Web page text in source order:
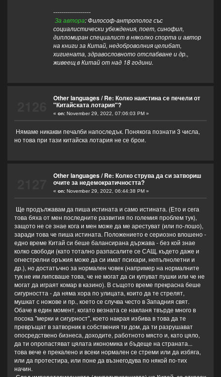
-------------------
За автора: Философ-антрополог със
социалистически убеждения, поет, синофил,
дипломиран специалист в няколко спорта и автор
на книги за Китай, недоброволния целибат,
хигиената, здравословното отслабване и др.,
живеещ в Китай от над 18 години.
Other languages/Re: Колко наистина се печели от
"Китайската лотария"?
« on:November 29, 2022, 07:06:03 PM »
Нямаме никакви печалби напоследък. Понякога познати 3 числа,
но това при тази китайска лотария не се брои.
Other languages/Re: Колко струва да си затвориш
очите за недемократичността?
« on:November 29, 2022, 06:44:38 PM »
Ще продължавам да пиша истината и само истината. (Ето и сега
това бяха от мен последните развития по големия проблем тук),
защото не се знае кога и мен може да ме арестуват (или по-лошо),
заради това че пиша истината. Положението е сериозно влошено -
едно време Китай си беше балансирана държава - без кой знае
колко свободи (като тотално разпасалите се САЩ, където даже и
огнестрелни оръжия може да си имат психари, непълнолетни и
др.), но достатъчно за нормален човек (например на нормалните
тук не им липсваше това, че не могат да си купуват пушки или че не
могат да играят комар в казино). В същото време прекрасна беше
сигурността - да няма хора по улицата, които да те стрелят,
мушкат с ножове и пр., което се случва често в Западния свят.
Обаче в един момент, когато везната се накланя твърде много в
посока "мерки и сигурност", което накрая избива в това да те
превръщат в затворник в собствения ти дом, да ти разрушават
опосредствено бизнеса, доходите, работното място и, като цяло,
да ти опропастяват цялата икономика и бъдеще на страната...
това вече е прекалено и всеки нормален се стреми или да избяга,
или да протестира, или поне да възнегодува по някой по-тих
начин.